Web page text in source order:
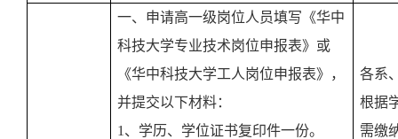
一、申请高一级岗位人员填写《华中
科技大学专业技术岗位申报表》或
《华中科技大学工人岗位申报表》，
并提交以下材料：
1 、学历、学位证书复印件一份。
各系
根据
需缴